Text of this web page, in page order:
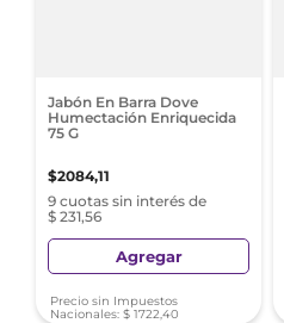
Jabón En Barra Dove
Humectación Enriquecida
75 G
$2084,11
9 cuotas sin interés de
$ 231,56
Agregar
Precio sin Impuestos
Nacionales: $ 1722,40